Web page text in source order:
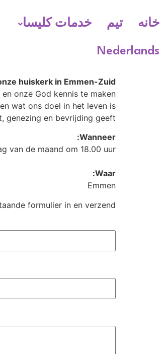
خانه تیم خدمات کلیسا
Nederlands
huiskerk in Emmen-Zuid
onze God kennis te maken.
wat ons doel in het leven is.
genezing en bevrijding geeft.
Wanneer:
van de maand om 18.00 uur
Waar:
Emmen
formulier in en verzend: